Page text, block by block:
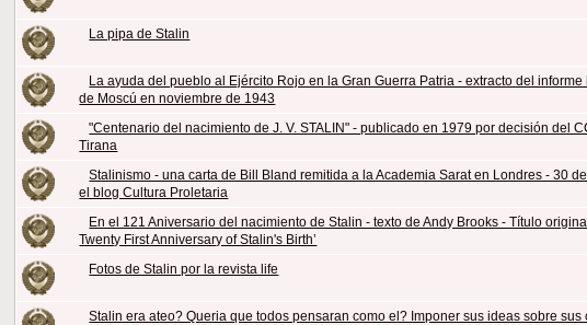
La pipa de Stalin
La ayuda del pueblo al Ejército Rojo en la Gran Guerra Patria - extracto del
de Moscú en noviembre de 1943
"Centenario del nacimiento de J. V. STALIN" - publicado en 1979 por decisión del
Tirana
Stalinismo - una carta de Bill Bland remitida a la Academia Sarat en Londres - 30
el blog Cultura Proletaria
En el 121 Aniversario del nacimiento de Stalin - texto de Andy Brooks - Título
Twenty First Anniversary of Stalin's Birth’
Fotos de Stalin por la revista life
Stalin era ateo? Queria que todos pensaran como el? Imponer sus ideas sobre sus